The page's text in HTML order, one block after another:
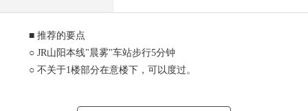
■ 推荐的要点
○ JR山阳本线"晨雾"车站步行5分钟
○ 不关于1楼部分在意楼下，可以度过。
○ 因为面向东南的所以室内是亮的印象。